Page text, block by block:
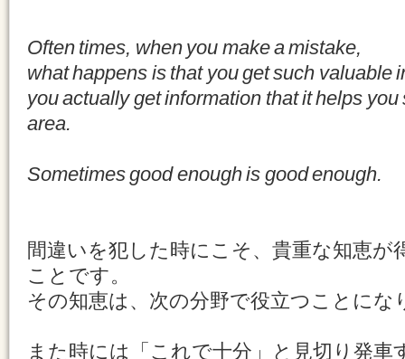
Often times, when you make a mistake,
what happens is that you get such valuable
you actually get information that it helps
area.
Sometimes good enough is good enough.
間違いを犯した時にこそ、貴重な知恵が
ことです。
その知恵は、次の分野で役立つことにな
また時には「これで十分」と見切り発車